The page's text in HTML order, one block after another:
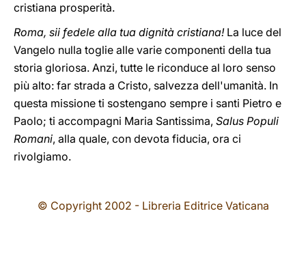
cristiana prosperità.
Roma, sii fedele alla tua dignità cristiana!La luce del
Vangelo nulla toglie alle varie componenti della tua
storia gloriosa. Anzi, tutte le riconduce al loro senso
più alto: far strada a Cristo, salvezza dell'umanità. In
questa missione ti sostengano sempre i santi Pietro e
Paolo; ti accompagni Maria Santissima, Salus Populi
Romani, alla quale, con devota fiducia, ora ci
rivolgiamo.
© Copyright 2002 - Libreria Editrice Vaticana